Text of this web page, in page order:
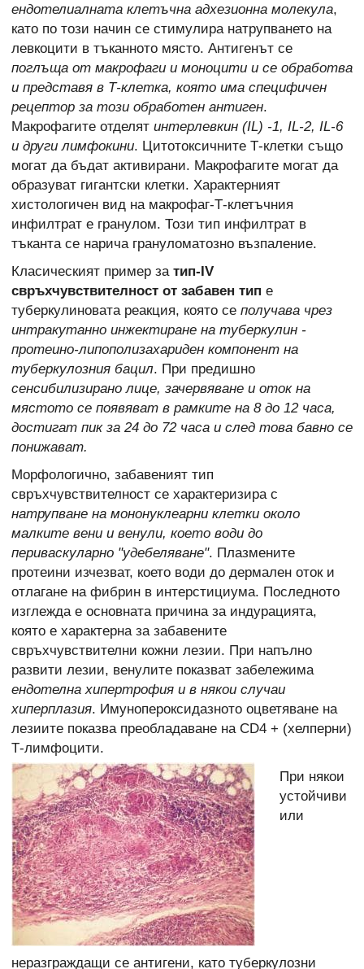
ендотелиалната клетъчна адхезионна молекула,
като по този начин се стимулира натрупването на
левкоцити в тъканното място. Антигенът се
поглъща от макрофаги и моноцити и се обработва
и представя в Т-клетка, която има специфичен
рецептор за този обработен антиген.
Макрофагите отделят интерлевкин (IL) -1, IL-2, IL-6
и други лимфокини. Цитотоксичните Т-клетки също
могат да бъдат активирани. Mакрофагите могат да
образуват гигантски клетки. Характерният
хистологичен вид на макрофаг-Т-клетъчния
инфилтрат е гранулом. Този тип инфилтрат в
тъканта се нарича грануломатозно възпаление.
Класическият пример за тип-IV
свръхчувствителност от забавен тип е
туберкулиновата реакция, която се получава чрез
интракутанно инжектиране на туберкулин -
протеино-липополизахариден компонент на
туберкулозния бацил. При предишно
сенсибилизирано лице, зачервяване и оток на
мястото се появяват в рамките на 8 до 12 часа,
достигат пик за 24 до 72 часа и след това бавно се
понижават.
Морфологично, забавеният тип
свръхчувствителност се характеризира с
натрупване на мононуклеарни клетки около
малките вени и венули, което води до
периваскуларно "удебеляване". Плазмените
протеини изчезват, което води до дермален оток и
отлагане на фибрин в интерстициума. Последното
изглежда е основната причина за индурацията,
която е характерна за забавените
свръхчувствителни кожни лезии. При напълно
развити лезии, венулите показват забележима
ендотелна хипертрофия и в някои случаи
хиперплазия. Имунопероксидазното оцветяване на
лезиите показва преобладаване на CD4 + (хелперни)
Т-лимфоцити.
При някои
устойчиви
или
неразграждащи се антигени, като туберкулозни